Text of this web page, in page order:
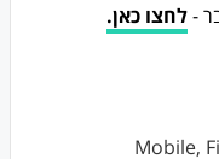
-לחצו כאן.
Mobile,